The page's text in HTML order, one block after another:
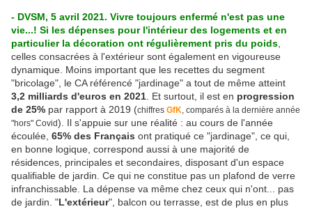
- DVSM, 5 avril 2021. Vivre toujours enfermé n'est pas une
vie...! Si les dépenses pour l'intérieur des logements et en
particulier la décoration ont régulièrement pris du poids
celles consacrées à l'extérieur sont également en vigoureuse
dynamique. Moins important que les recettes du segment
"bricolage", le CA référencé "jardinage" a tout de même atteint
3,2 milliards d'euros en 2021 . Et surtout, il est en progression
de 25% par rapport à 2019 (chiffres GfK, comparés à la dernière année
"hors" Covid). Il s'appuie sur une réalité : au cours de l'année
écoulée, 65% des Français ont pratiqué ce "jardinage", ce qui,
en bonne logique, correspond aussi à une majorité de
résidences, principales et secondaires, disposant d'un espace
qualifiable de jardin. Ce qui ne constitue pas un plafond de verre
infranchissable. La dépense va même chez ceux qui n'ont... pas
de jardin. "L'extérieur", balcon ou terrasse, est de plus en plus